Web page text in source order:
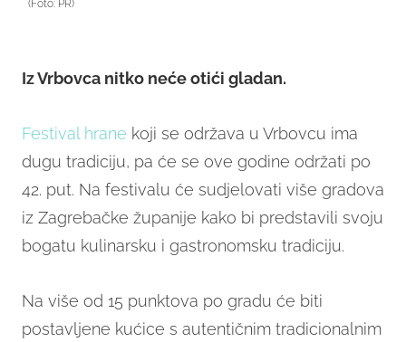
(Foto: PR)
Iz Vrbovca nitko neće otići gladan.
Festival hrane koji se održava u Vrbovcu ima
dugu tradiciju, pa će se ove godine održati po
42. put. Na festivalu će sudjelovati više gradova
iz Zagrebačke županije kako bi predstavili svoju
bogatu kulinarsku i gastronomsku tradiciju.
Na više od 15 punktova po gradu će biti
postavljene kućice s autentičnim tradicionalnim